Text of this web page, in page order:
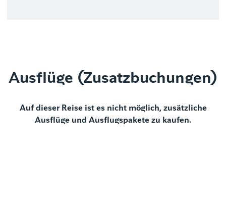
Ausflüge (Zusatzbuchungen)
Auf dieser Reise ist es nicht möglich, zusätzliche
Ausflüge und Ausflugspakete zu kaufen.